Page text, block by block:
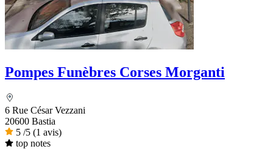
Pompes Funèbres Corses Morganti
6 Rue César Vezzani
20600 Bastia
5 /5 (1 avis)
top notes